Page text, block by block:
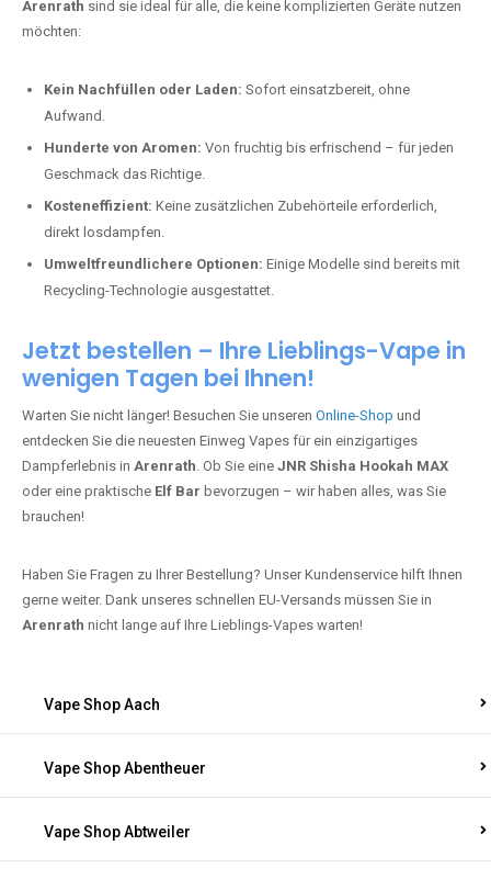
Arenrath sind sie ideal für alle, die keine komplizierten Geräte nutzen
möchten:
Kein Nachfüllen oder Laden: Sofort einsatzbereit, ohne
Aufwand.
Hunderte von Aromen: Von fruchtig bis erfrischend – für jeden
Geschmack das Richtige.
Kosteneffizient: Keine zusätzlichen Zubehörteile erforderlich,
direkt losdampfen.
Umweltfreundlichere Optionen: Einige Modelle sind bereits mit
Recycling-Technologie ausgestattet.
Jetzt bestellen – Ihre Lieblings-Vape in
wenigen Tagen bei Ihnen!
Warten Sie nicht länger! Besuchen Sie unseren Online-Shop und
entdecken Sie die neuesten Einweg Vapes für ein einzigartiges
Dampferlebnis in Arenrath. Ob Sie eine JNR Shisha Hookah MAX
oder eine praktische Elf Bar bevorzugen – wir haben alles, was Sie
brauchen!
Haben Sie Fragen zu Ihrer Bestellung? Unser Kundenservice hilft Ihnen
gerne weiter. Dank unseres schnellen EU-Versands müssen Sie in
Arenrath nicht lange auf Ihre Lieblings-Vapes warten!
Vape Shop Aach
Vape Shop Abentheuer
Vape Shop Abtweiler